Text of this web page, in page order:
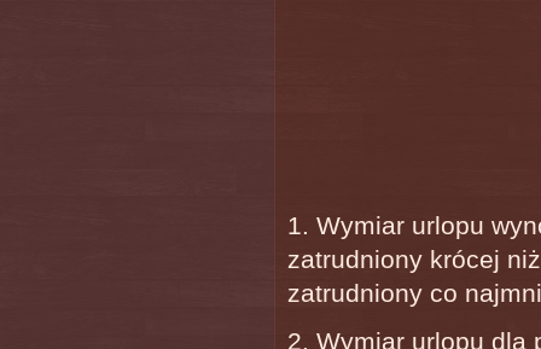
1. Wymiar urlopu
zatrudniony krócej
zatrudniony co
2. Wymiar urlopu dla